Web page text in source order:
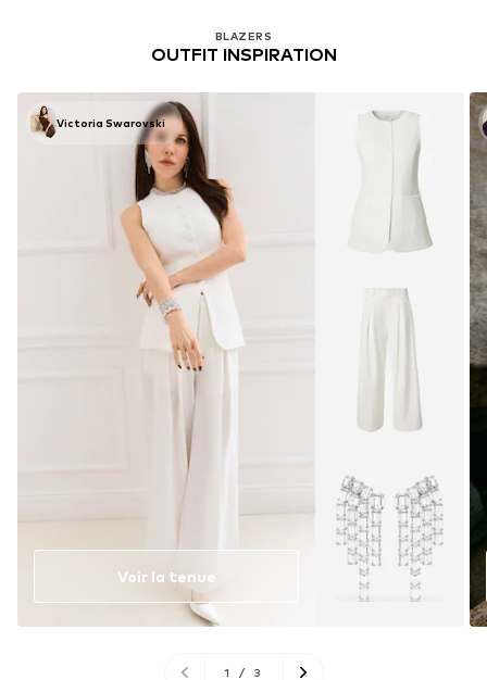
BLAZERS
OUTFIT INSPIRATION
Victoria Swarovski
Voir la tenue
1 / 3